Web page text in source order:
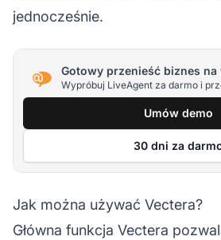
jednocześnie.
Gotowy przenieść biznes
Wypróbuj LiveAgent za darmo i
Umów demo
30 dni za
Jak można używać Vectera?
Główna funkcja Vectera